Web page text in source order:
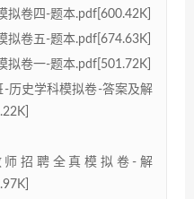
拟卷四-题本.pdf[600.42K]
拟卷五-题本.pdf[674.63K]
拟卷一-题本.pdf[501.72K]
-历史学科模拟卷-答案及解
师招聘全真模拟卷-解